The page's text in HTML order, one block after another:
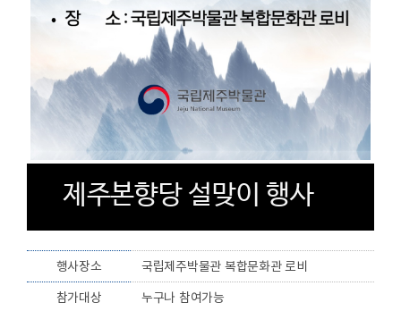
제주본향당 설맞이 행사
행사장소
국립제주박물관 복합문화관 로비
참가대상 누구나 참여가능